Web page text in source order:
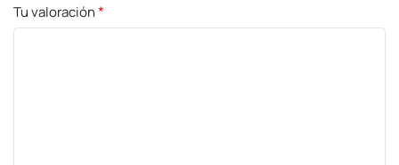
Tu valoración*